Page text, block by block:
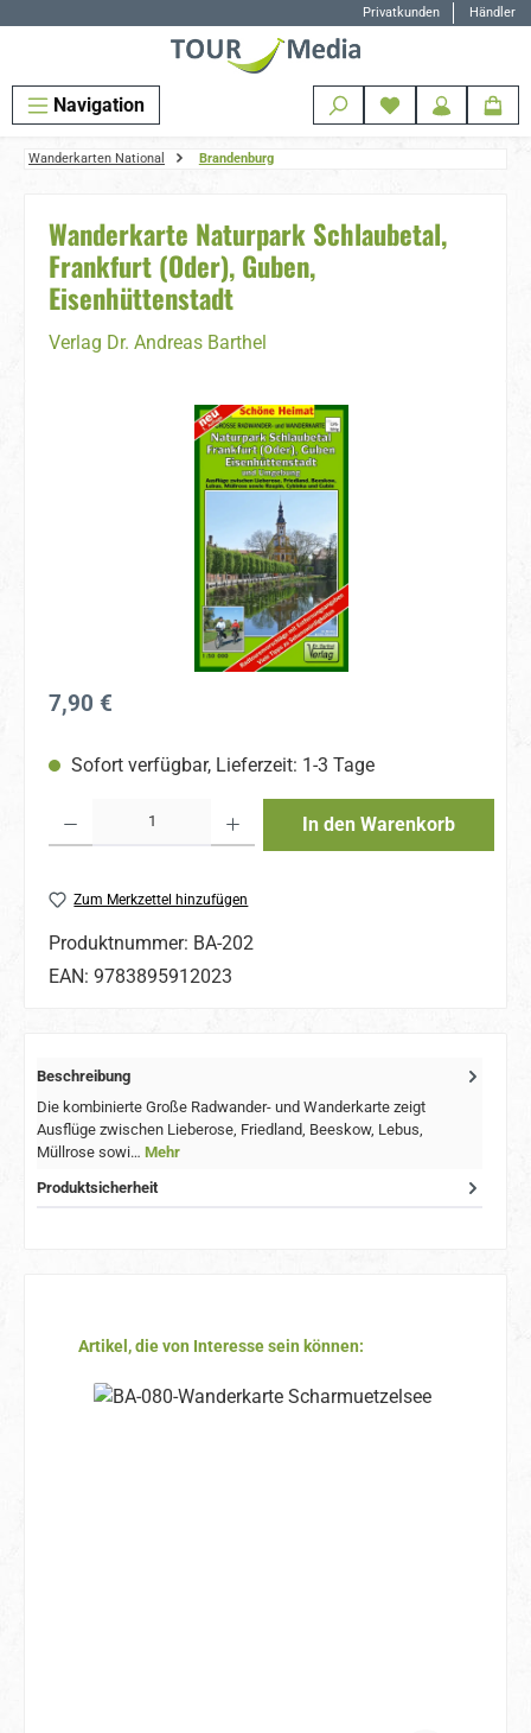
Zum Hauptinhalt springen Privatkunden Händler
Navigation
Wanderkarten National Brandenburg
Wanderkarte Naturpark Schlaubetal,
Frankfurt (Oder), Guben,
Eisenhüttenstadt
Verlag Dr. Andreas Barthel
Bildergalerie überspringen
Regulärer Preis:
7,90 €
Sofort verfügbar, Lieferzeit: 1-3 Tage
In den Warenkorb
Zum Merkzettel hinzufügen
Produktnummer: BA-202
EAN: 9783895912023
Beschreibung
Die kombinierte Große Radwander- und Wanderkarte zeigt
Ausflüge zwischen Lieberose, Friedland, Beeskow, Lebus,
Müllrose sowi… Mehr
Produktsicherheit
Produktgalerie überspringen
Artikel, die von Interesse sein können: